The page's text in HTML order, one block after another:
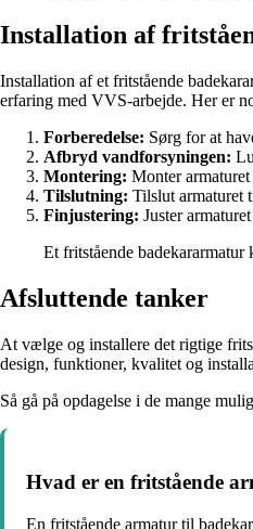
Installation af
Installation af et fritstående
erfaring med VVS-arbejde. Her er
Forberedelse: Sørg for at
Afbryd vandforsyningen:
Montering: Monter
Tilslutning: Tilslut armaturet
Finjustering: Juster
Et fritstående
Afsluttende tanker
At vælge og installere det rigtige
design, funktioner, kvalitet og
Så gå på opdagelse i de mange
Hvad er en fritstående
En fritstående armatur til